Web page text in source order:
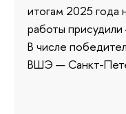
итогам 2025 года
работы
В числе
ВШЭ — Санкт-